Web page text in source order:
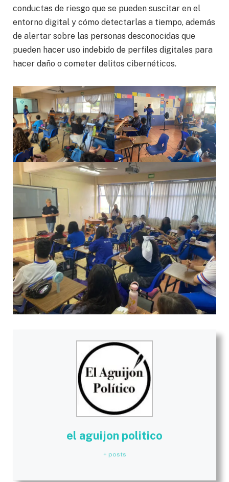
conductas de riesgo que se pueden suscitar en el
entorno digital y cómo detectarlas a tiempo, además
de alertar sobre las personas desconocidas que
pueden hacer uso indebido de perfiles digitales para
hacer daño o cometer delitos cibernéticos.
el aguijon politico
+ posts